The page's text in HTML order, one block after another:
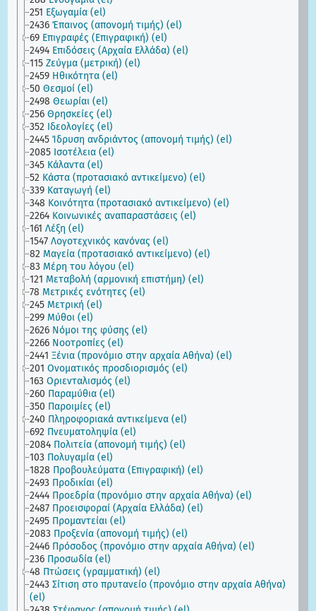
251 Εξωγαμία (el)
2436 Έπαινος (απονομή τιμής) (el)
69 Επιγραφές (Επιγραφική) (el)
2494 Επιδόσεις (Αρχαία Ελλάδα) (el)
115 Ζεύγμα (μετρική) (el)
2459 Ηθικότητα (el)
50 Θεσμοί (el)
2498 Θεωρίαι (el)
256 Θρησκείες (el)
352 Ιδεολογίες (el)
2445 Ίδρυση ανδριάντος (απονομή τιμής) (el)
2085 Ισοτέλεια (el)
345 Κάλαντα (el)
52 Κάστα (προτασιακό αντικείμενο) (el)
339 Καταγωγή (el)
348 Κοινότητα (προτασιακό αντικείμενο) (el)
2264 Κοινωνικές αναπαραστάσεις (el)
161 Λέξη (el)
1547 Λογοτεχνικός κανόνας (el)
82 Μαγεία (προτασιακό αντικείμενο) (el)
83 Μέρη του λόγου (el)
121 Μεταβολή (αρμονική επιστήμη) (el)
78 Μετρικές ενότητες (el)
245 Μετρική (el)
299 Μύθοι (el)
2626 Νόμοι της φύσης (el)
2266 Νοοτροπίες (el)
2441 Ξένια (προνόμιο στην αρχαία Αθήνα) (el)
201 Ονοματικός προσδιορισμός (el)
163 Οριενταλισμός (el)
260 Παραμύθια (el)
350 Παροιμίες (el)
240 Πληροφοριακά αντικείμενα (el)
692 Πνευματοληψία (el)
2084 Πολιτεία (απονομή τιμής) (el)
103 Πολυγαμία (el)
1828 Προβουλεύματα (Επιγραφική) (el)
2493 Προδικίαι (el)
2444 Προεδρία (προνόμιο στην αρχαία Αθήνα) (el)
2487 Προεισφοραί (Αρχαία Ελλάδα) (el)
2495 Προμαντείαι (el)
2083 Προξενία (απονομή τιμής) (el)
2446 Πρόσοδος (προνόμιο στην αρχαία Αθήνα) (el)
236 Προσωδία (el)
48 Πτώσεις (γραμματική) (el)
2443 Σίτιση στο πρυτανείο (προνόμιο στην αρχαία Αθήνα)
(el)